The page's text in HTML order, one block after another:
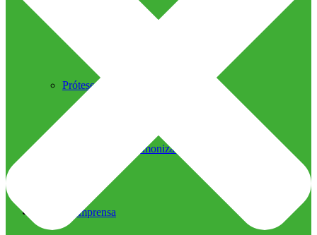
Ultrassom Microfocado
Próteses Faciais
Segurança na Harmonização
Imprensa